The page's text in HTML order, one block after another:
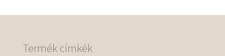
Termék címkék